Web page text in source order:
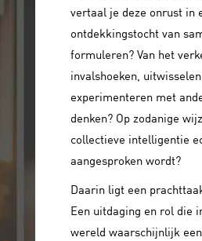
vertaal je deze onrust in
ontdekkingstocht van
formuleren? Van het
invalshoeken,
experimenteren met
denken? Op zodanige
collectieve intelligentie
aangesproken wordt?
Daarin ligt een
Een uitdaging en rol die
wereld waarschijnlijk